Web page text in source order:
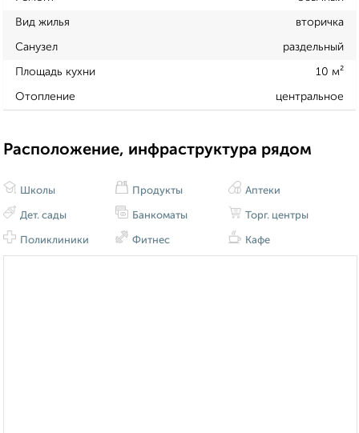
Вид жилья вторичка
Санузел раздельный
Площадь кухни 10 м²
Отопление центральное
Расположение, инфраструктура рядом
Школы
Дет. сады
Поликлиники
Продукты
Банкоматы
Фитнес
Аптеки
Торг. центры
Кафе